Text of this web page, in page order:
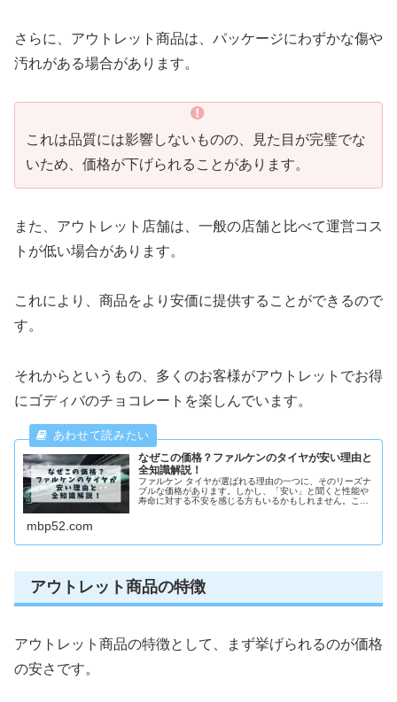
さらに、アウトレット商品は、パッケージにわずかな傷や
汚れがある場合があります。
これは品質には影響しないものの、見た目が完璧でな
いため、価格が下げられることがあります。
また、アウトレット店舗は、一般の店舗と比べて運営コス
トが低い場合があります。
これにより、商品をより安価に提供することができるので
す。
それからというもの、多くのお客様がアウトレットでお得
にゴディバのチョコレートを楽しんでいます。
なぜこの価格？ファルケンのタイヤが安い理由と
全知識解説！
ファルケン タイヤが選ばれる理由の一つに、そのリーズナ
ブルな価格があります。しかし、「安い」と聞くと性能や
寿命に対する不安を感じる方もいるかもしれません。この
mbp52.com
アウトレット商品の特徴
アウトレット商品の特徴として、まず挙げられるのが価格
の安さです。